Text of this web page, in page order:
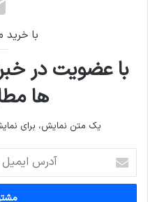
با
با عضویت در
ها
یک متن نمایش، برای
ایمیل
خود